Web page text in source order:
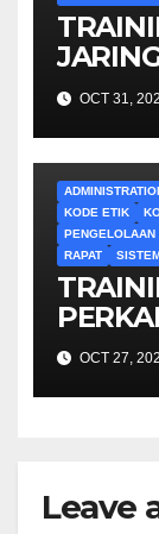
OCT 31,
KODE ETIK
PENGELOLAAN
RAPAT
OCT 27,
Leave